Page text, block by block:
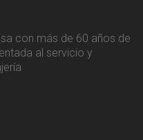
con más de 60 años de
al servicio y